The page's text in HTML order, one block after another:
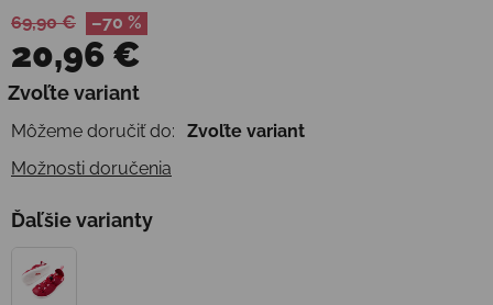
69,90 € –70 %
20,96 €
Jednotková cena:
Zvoľte variant
Môžeme doručiť do:
Zvoľte variant
Možnosti doručenia
Ďaľšie varianty